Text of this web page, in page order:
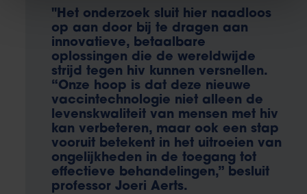
"Het onderzoek sluit hier naadloos
op aan door bij te dragen aan
innovatieve, betaalbare
oplossingen die de wereldwijde
strijd tegen hiv kunnen versnellen.
“Onze hoop is dat deze nieuwe
vaccintechnologie niet alleen de
levenskwaliteit van mensen met hiv
kan verbeteren, maar ook een stap
vooruit betekent in het uitroeien van
ongelijkheden in de toegang tot
effectieve behandelingen,” besluit
professor Joeri Aerts.